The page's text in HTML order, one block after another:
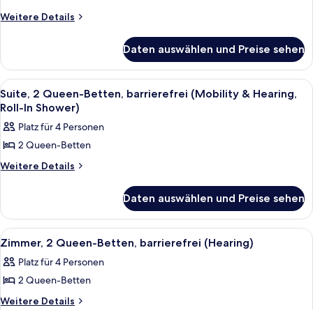
Zimmer,
barrierefrei
(Hearing)
anzeigen
Weitere Details
Weitere
Zimmer,
2 Queen-
Betten,
barrierefrei
Daten auswählen und Preise sehen
Alle
Fotos
für
Suite,
2 Queen-
Betten,
&
Hearing,
Roll-
In
Shower)
anzeigen
Ein Zimmer mit einem Holfschrank,
4
Suite, 2 Queen-Betten, barrierefrei (Mobility & Hearing,
Roll-In Shower)
Platz für 4 Personen
2 Queen-Betten
Weitere Details
Weitere
2 Queen-
Betten,
barrierefrei
&
Hearing,
In
Daten auswählen und Preise sehen
Alle
Fotos
für
Zimmer,
2 Queen-
Ein Zimmer mit einem Holfschrank,
4
Zimmer, 2 Queen-Betten, barrierefrei (Hearing)
Platz für 4 Personen
2 Queen-Betten
Weitere Details
Weitere